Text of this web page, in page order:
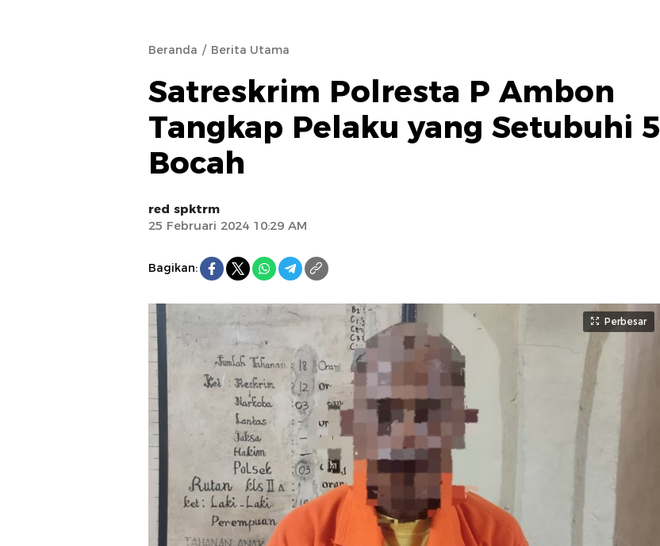
Beranda Berita Utama
Satreskrim Polresta P Ambon
Tangkap Pelaku yang Setubuhi 5
Bocah
red spktrm
25 Februari 2024 10:29 AM
Bagikan:
Perbesar